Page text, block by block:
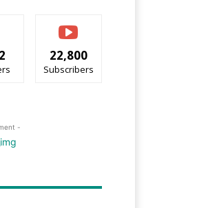
22,800
Subscribers
-